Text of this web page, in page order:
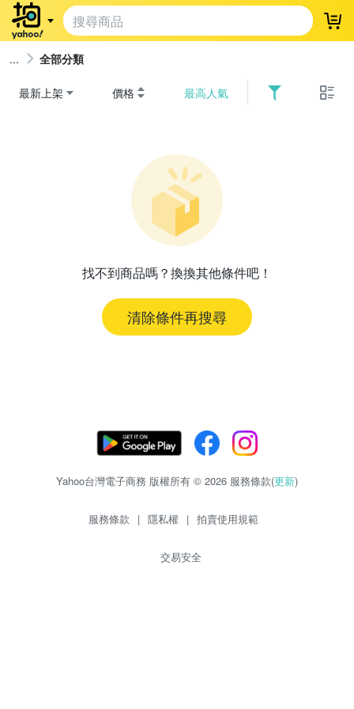
登
全部分類
最新上架 價格 最高人氣
找不到商品嗎？換換其他條件吧！
清除條件再搜尋
Yahoo台灣電子商務 版權所有 © 2026 服務條款(更新)
服務條款 | 隱私權 | 拍賣使用規範
交易安全